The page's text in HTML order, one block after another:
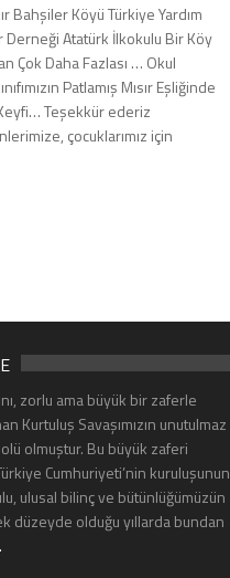
Bahşiler Köyü Türkiye Yardım
Derneği Atatürk İlkokulu Bir Köy
Çok Daha Fazlası … Okul
Patlamış Mısır Eşliğinde
Teşekkür ederiz
çocuklarımız için
zorlu ama büyük bir zaferle
Kurtuluş Savaşımızın unutulmaz
olmuştur. Bu büyük zaferi
Cumhuriyeti’nin kuruluşunun
ulusal bilinç ve bütünlüğümüzün
düzeyde olduğu yıllarda bundan